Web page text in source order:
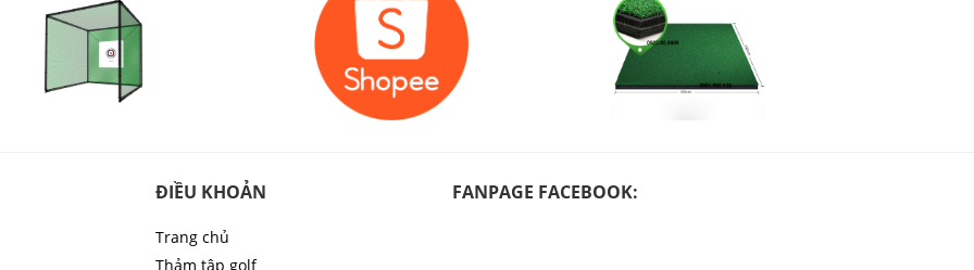
ĐIỀU KHOẢN
Trang chủ
Thảm tập golf
FANPAGE FACEBOOK: